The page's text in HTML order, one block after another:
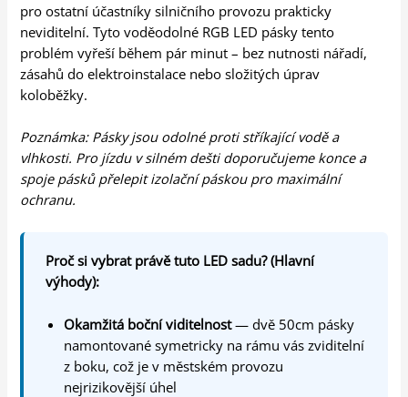
pro ostatní účastníky silničního provozu prakticky
neviditelní. Tyto voděodolné RGB LED pásky tento
problém vyřeší během pár minut – bez nutnosti nářadí,
zásahů do elektroinstalace nebo složitých úprav
koloběžky.
Poznámka: Pásky jsou odolné proti stříkající vodě a
vlhkosti. Pro jízdu v silném dešti doporučujeme konce a
spoje pásků přelepit izolační páskou pro maximální
ochranu.
Proč si vybrat právě tuto LED sadu? (Hlavní
výhody):
Okamžitá boční viditelnost— dvě 50cm pásky
namontované symetricky na rámu vás zviditelní
z boku, což je v městském provozu
nejrizikovější úhel